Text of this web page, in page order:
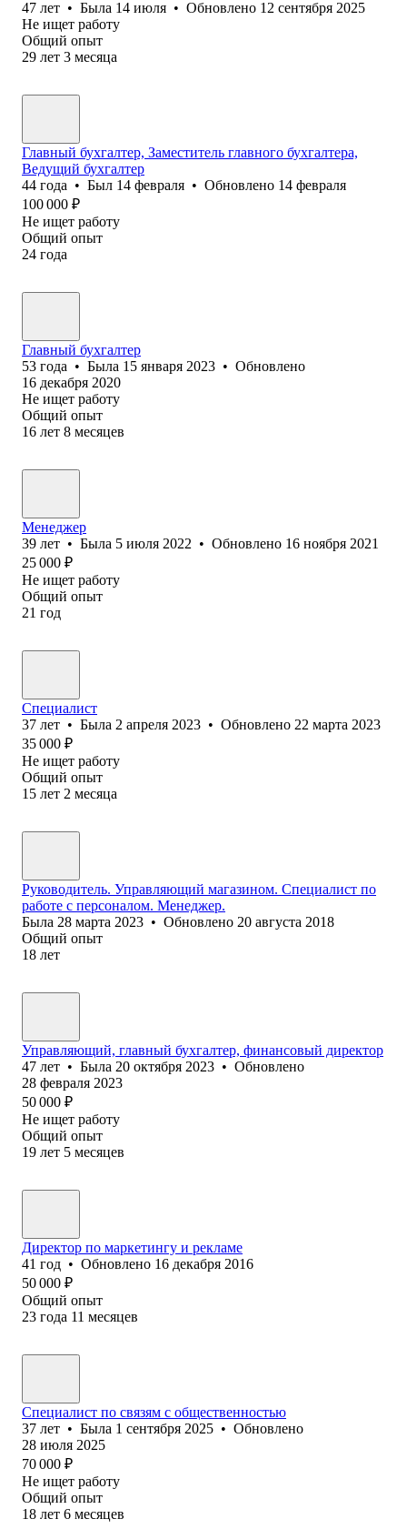
47 лет • Была 14 июля • Обновлено 12 сентября 2025
Не ищет работу
Общий опыт
29 лет 3 месяца
Главный бухгалтер, Заместитель главного бухгалтера,
Ведущий бухгалтер
44 года • Был 14 февраля • Обновлено 14 февраля
100 000 ₽
Не ищет работу
Общий опыт
24 года
Главный бухгалтер
53 года • Была 15 января 2023 • Обновлено
16 декабря 2020
Не ищет работу
Общий опыт
16 лет 8 месяцев
Менеджер
39 лет • Была 5 июля 2022 • Обновлено 16 ноября 2021
25 000 ₽
Не ищет работу
Общий опыт
21 год
Специалист
37 лет • Была 2 апреля 2023 • Обновлено 22 марта 2023
35 000 ₽
Не ищет работу
Общий опыт
15 лет 2 месяца
Руководитель. Управляющий магазином. Специалист по
работе с персоналом. Менеджер.
Была 28 марта 2023 • Обновлено 20 августа 2018
Общий опыт
18 лет
Управляющий, главный бухгалтер, финансовый директор
47 лет • Была 20 октября 2023 • Обновлено
28 февраля 2023
50 000 ₽
Не ищет работу
Общий опыт
19 лет 5 месяцев
Директор по маркетингу и рекламе
41 год • Обновлено 16 декабря 2016
50 000 ₽
Общий опыт
23 года 11 месяцев
Специалист по связям с общественностью
37 лет • Была 1 сентября 2025 • Обновлено
28 июля 2025
70 000 ₽
Не ищет работу
Общий опыт
18 лет 6 месяцев